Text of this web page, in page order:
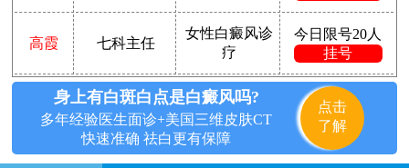
高霞 七科主任
女性白癜风诊
疗
今日限号20人
挂号
身上有白斑白点是白癜风吗?
多年经验医生面诊+美国三维皮肤CT
快速准确 祛白更有保障
点击
了解